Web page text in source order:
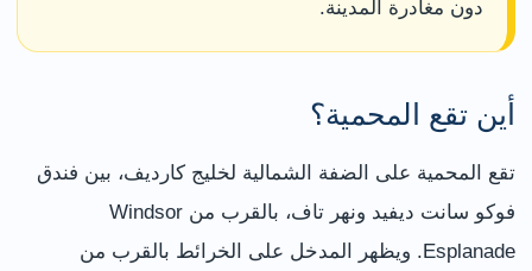
دون مغادرة المدينة.
أين تقع المحمية؟
تقع المحمية على الضفة الشمالية لخليج كارديف، بين فندق
فوکو سانت ديفيد ونهر تاف، بالقرب من Windsor
Esplanade. ويظهر المدخل على الخرائط بالقرب من